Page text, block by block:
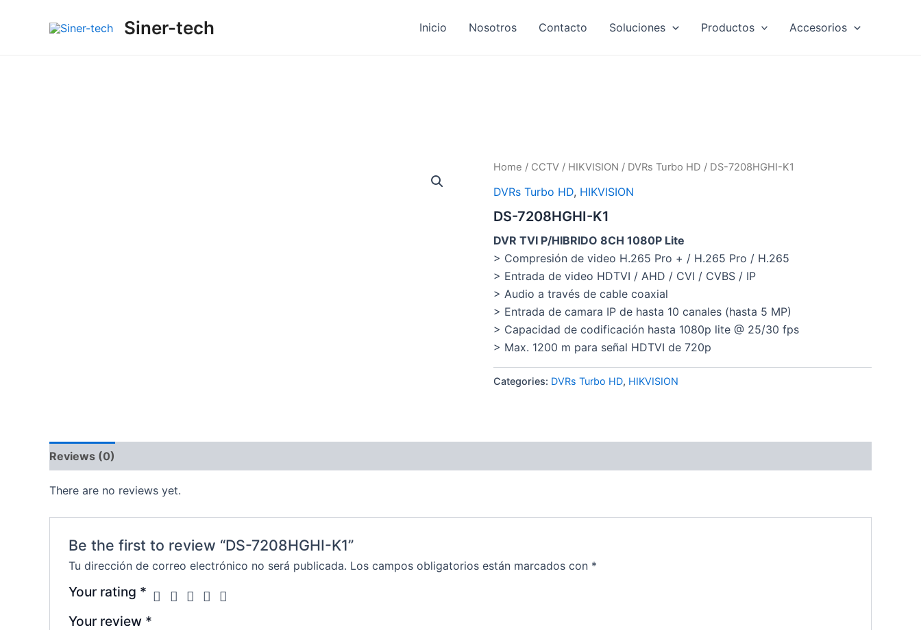
Siner-tech Inicio Nosotros Contacto Soluciones Productos Accesorios
Home / CCTV / HIKVISION / DVRs Turbo HD / DS-7208HGHI-K1
DVRs Turbo HD, HIKVISION
DS-7208HGHI-K1
DVR TVI P/HIBRIDO 8CH 1080P Lite
> Compresión de video H.265 Pro + / H.265 Pro / H.265
> Entrada de video HDTVI / AHD / CVI / CVBS / IP
> Audio a través de cable coaxial
> Entrada de camara IP de hasta 10 canales (hasta 5 MP)
> Capacidad de codificación hasta 1080p lite @ 25/30 fps
> Max. 1200 m para señal HDTVI de 720p
Categories: DVRs Turbo HD, HIKVISION
Reviews (0)
There are no reviews yet.
Be the first to review “DS-7208HGHI-K1”
Tu dirección de correo electrónico no será publicada. Los campos obligatorios están marcados con *
Your rating *
Your review *